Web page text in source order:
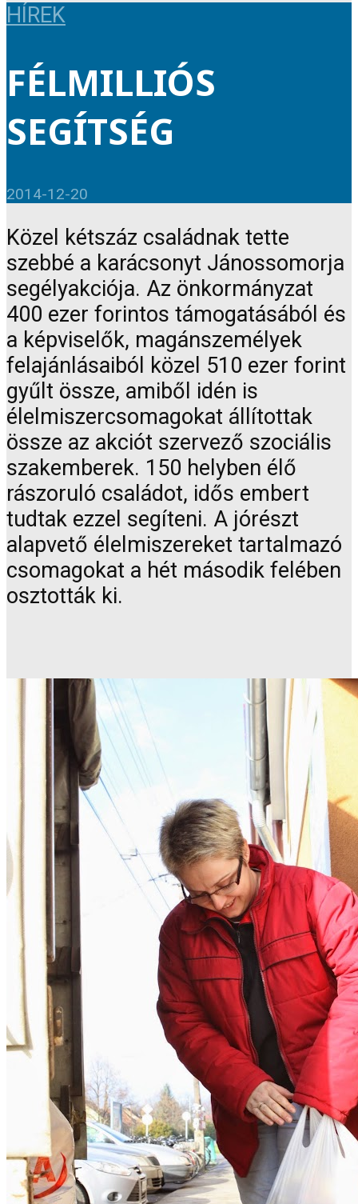
HÍREK
FÉLMILLIÓS
SEGÍTSÉG
2014-12-20
Közel kétszáz családnak tette
szebbé a karácsonyt Jánossomorja
segélyakciója. Az önkormányzat
400 ezer forintos támogatásából és
a képviselők, magánszemélyek
felajánlásaiból közel 510 ezer forint
gyűlt össze, amiből idén is
élelmiszercsomagokat állítottak
össze az akciót szervező szociális
szakemberek. 150 helyben élő
rászoruló családot, idős embert
tudtak ezzel segíteni. A jórészt
alapvető élelmiszereket tartalmazó
csomagokat a hét második felében
osztották ki.